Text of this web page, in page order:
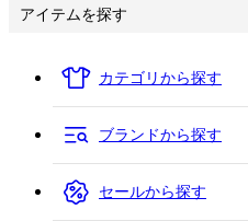
アイテムを探す
カテゴリから探す
ブランドから探す
セールから探す